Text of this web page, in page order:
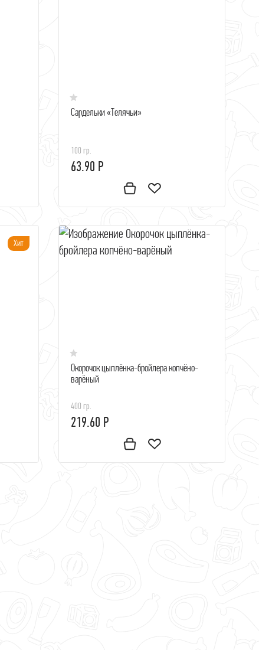
Сардельки «Телячьи»
100 гр.
63.90 Р
Хит
Окорочок цыплёнка-бройлера копчёно-
варёный
400 гр.
219.60 Р